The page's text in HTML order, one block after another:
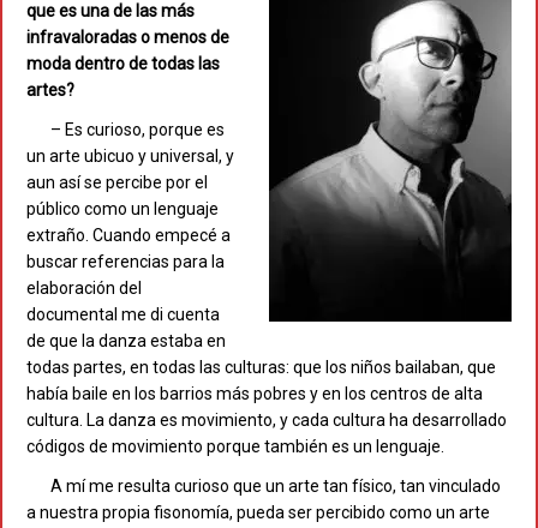
que es una de las más
infravaloradas o menos de
moda dentro de todas las
artes?
– Es curioso, porque es
un arte ubicuo y universal, y
aun así se percibe por el
público como un lenguaje
extraño. Cuando empecé a
buscar referencias para la
elaboración del
documental me di cuenta
de que la danza estaba en
todas partes, en todas las culturas: que los niños bailaban, que
había baile en los barrios más pobres y en los centros de alta
cultura. La danza es movimiento, y cada cultura ha desarrollado
códigos de movimiento porque también es un lenguaje.
A mí me resulta curioso que un arte tan físico, tan vinculado
a nuestra propia fisonomía, pueda ser percibido como un arte